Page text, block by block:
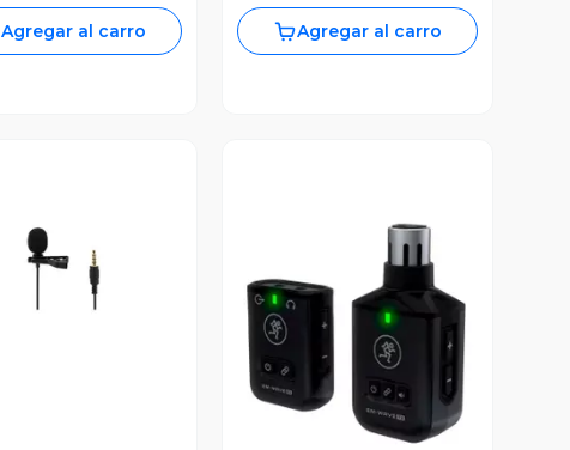
Agregar al carro Agregar al carro
Vista Previa
Vista Previa